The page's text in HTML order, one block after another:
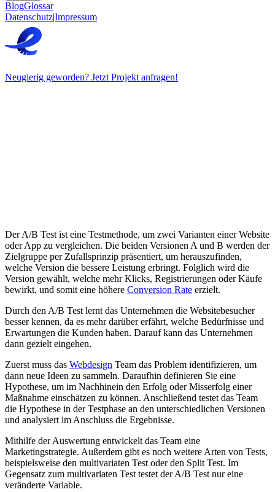
BlogGlossar
Datenschutz|Impressum
Neugierig geworden? Jetzt Projekt anfragen!
Der A/B Test ist eine Testmethode, um zwei Varianten einer Website
oder App zu vergleichen. Die beiden Versionen A und B werden der
Zielgruppe per Zufallsprinzip präsentiert, um herauszufinden,
welche Version die bessere Leistung erbringt. Folglich wird die
Version gewählt, welche mehr Klicks, Registrierungen oder Käufe
bewirkt, und somit eine höhere Conversion Rate erzielt.
Durch den A/B Test lernt das Unternehmen die Websitebesucher
besser kennen, da es mehr darüber erfährt, welche Bedürfnisse und
Erwartungen die Kunden haben. Darauf kann das Unternehmen
dann gezielt eingehen.
Zuerst muss das Webdesign Team das Problem identifizieren, um
dann neue Ideen zu sammeln. Daraufhin definieren Sie eine
Hypothese, um im Nachhinein den Erfolg oder Misserfolg einer
Maßnahme einschätzen zu können. Anschließend testet das Team
die Hypothese in der Testphase an den unterschiedlichen Versionen
und analysiert im Anschluss die Ergebnisse.
Mithilfe der Auswertung entwickelt das Team eine
Marketingstrategie. Außerdem gibt es noch weitere Arten von Tests,
beispielsweise den multivariaten Test oder den Split Test. Im
Gegensatz zum multivariaten Test testet der A/B Test nur eine
veränderte Variable.